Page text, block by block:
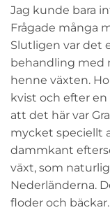
Jag kunde bara
Frågade många
Slutligen var det
behandling med
henne växten.
kvist och efter
att det här var
mycket speciellt
dammkant
växt, som
Nederländerna.
floder och bäckar.